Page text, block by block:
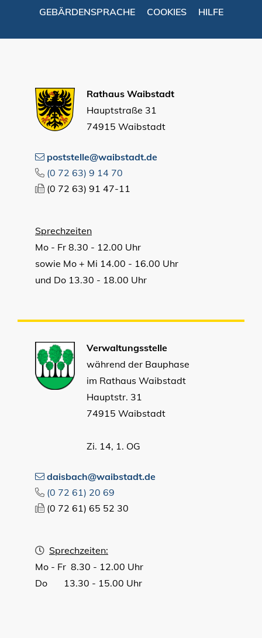
GEBÄRDENSPRACHE COOKIES HILFE
Rathaus Waibstadt
Hauptstraße 31
74915 Waibstadt
poststelle@waibstadt.de
(0 72 63) 9 14 70
(0 72 63) 91 47-11
Sprechzeiten
Mo - Fr 8.30 - 12.00 Uhr
sowie Mo + Mi 14.00 - 16.00 Uhr
und Do 13.30 - 18.00 Uhr
Verwaltungsstelle
während der Bauphase
im Rathaus Waibstadt
Hauptstr. 31
74915 Waibstadt
Zi. 14, 1. OG
daisbach@waibstadt.de
(0 72 61) 20 69
(0 72 61) 65 52 30
Sprechzeiten:
Mo - Fr 8.30 - 12.00 Uhr
Do 13.30 - 15.00 Uhr